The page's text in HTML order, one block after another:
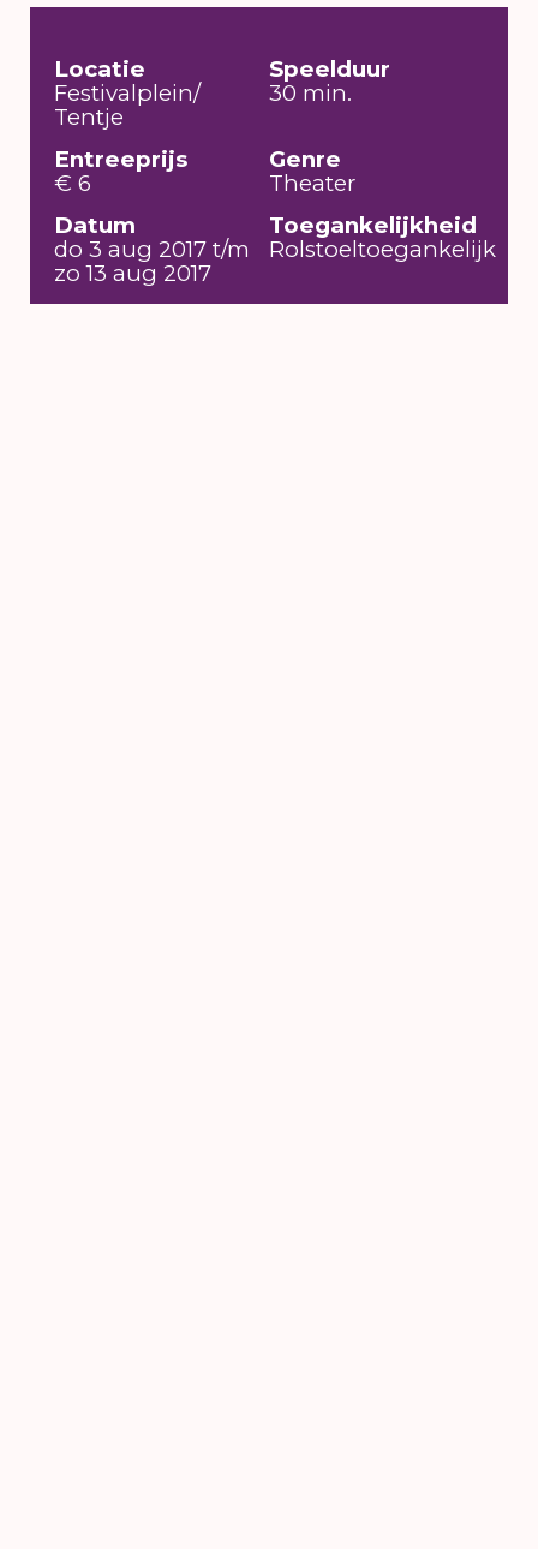
Locatie
Festivalplein/
Tentje
Speelduur
30 min.
Entreeprijs
€ 6
Genre
Theater
Datum
do 3 aug 2017 t/m
zo 13 aug 2017
Toegankelijkheid
Rolstoeltoegankelijk